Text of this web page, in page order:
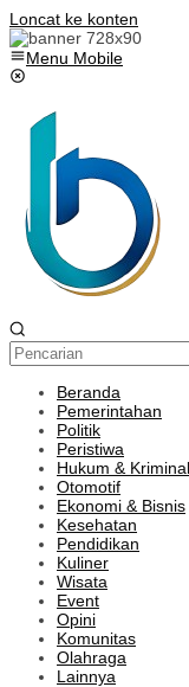
Loncat ke konten
Menu Mobile
Beranda
Pemerintahan
Politik
Peristiwa
Hukum & Kriminal
Otomotif
Ekonomi & Bisnis
Kesehatan
Pendidikan
Kuliner
Wisata
Event
Opini
Komunitas
Olahraga
Lainnya